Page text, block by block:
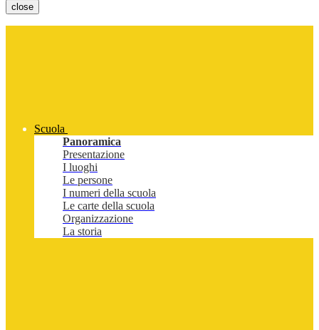
close
Scuola
Panoramica
Presentazione
I luoghi
Le persone
I numeri della scuola
Le carte della scuola
Organizzazione
La storia